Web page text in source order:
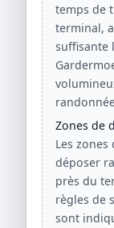
temps de
terminal,
suffisante
Zones de
Les
déposer
près du
règles de
sont